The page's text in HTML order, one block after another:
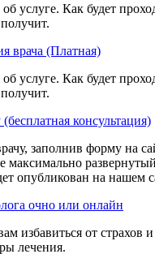
услуге. Как будет
врача (Платная)
услуге. Как будет
консультация)
заполнив форму на
максимально
опубликован на нашем
очно или онлайн
избавиться от страхов и
лечения.